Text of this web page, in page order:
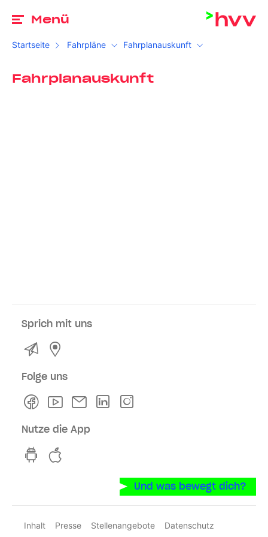
Menü
Startseite Fahrpläne Fahrplanauskunft
Fahrplanauskunft
Sprich mit uns
Kontakt
Folge uns
FacebookYoutubeNewsletterLinkedln
Nutze die App
hvv switch App auf GooglePlay
Und was bewegt dich?
Inhalt Presse Stellenangebote
Datenschutz